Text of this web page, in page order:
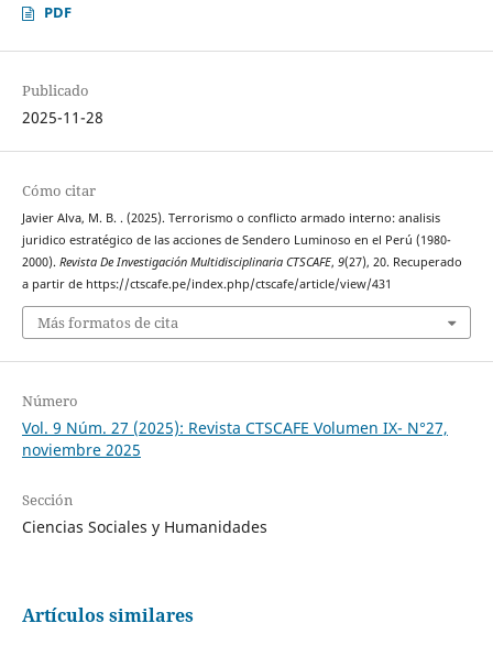
PDF
Publicado
2025-11-28
Cómo citar
Javier Alva, M. B. . (2025). Terrorismo o conflicto armado interno: analisis
juridico estratégico de las acciones de Sendero Luminoso en el Perú (1980-
2000). Revista De Investigación Multidisciplinaria CTSCAFE, 9(27), 20. Recuperado
a partir de https://ctscafe.pe/index.php/ctscafe/article/view/431
Más formatos de cita
Número
Vol. 9 Núm. 27 (2025): Revista CTSCAFE Volumen IX- N°27,
noviembre 2025
Sección
Ciencias Sociales y Humanidades
Artículos similares